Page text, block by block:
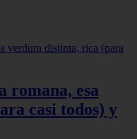
romana, esa
casi todos) y